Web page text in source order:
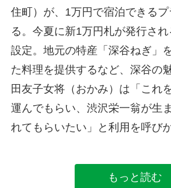
住町）が、1万円で宿泊できる
る。今夏に新1万円札が発行さ
設定。地元の特産「深谷ねぎ」
た料理を提供するなど、深谷の
田友子女将（おかみ）は「これ
運んでもらい、渋沢栄一翁が生
れてもらいたい」と利用を呼び
もっと読む